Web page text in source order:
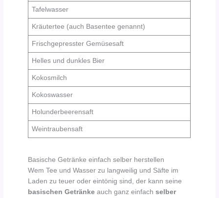
Tafelwasser
Kräutertee (auch Basentee genannt)
Frischgepresster Gemüsesaft
Helles und dunkles Bier
Kokosmilch
Kokoswasser
Holunderbeerensaft
Weintraubensaft
Basische Getränke einfach selber herstellen
Wem Tee und Wasser zu langweilig und Säfte im
Laden zu teuer oder eintönig sind, der kann seine
basischen Getränke auch ganz einfachselber